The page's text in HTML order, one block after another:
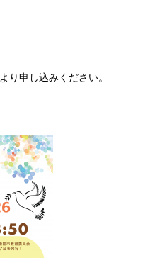
より申し込みください。